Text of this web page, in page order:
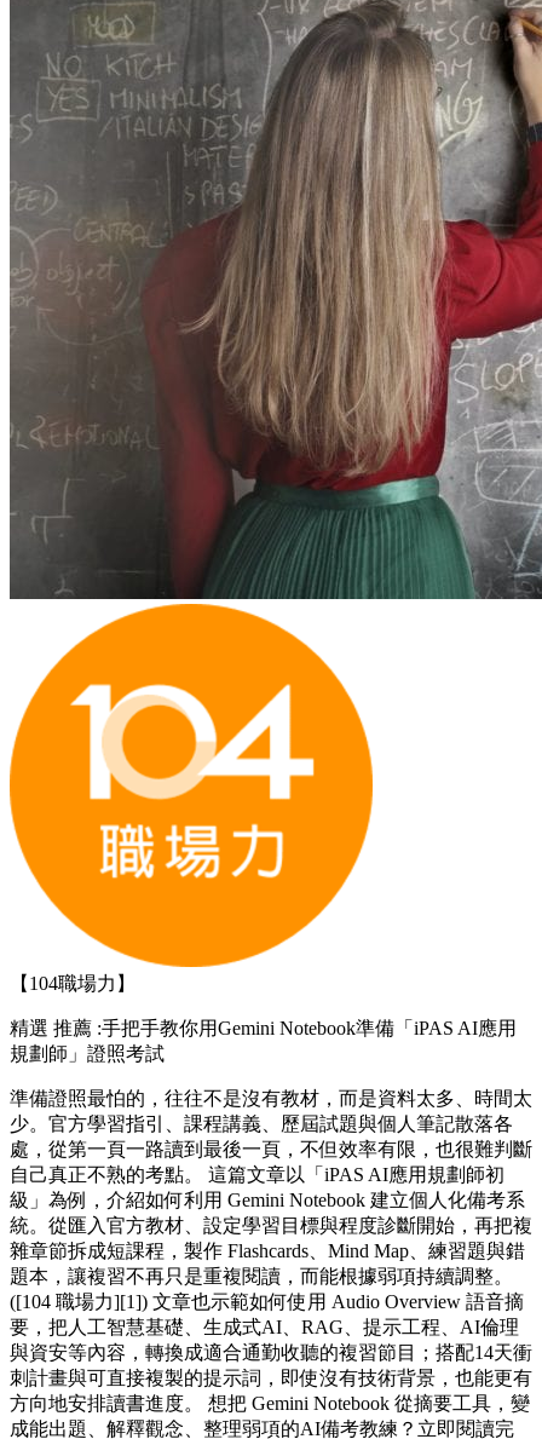
【104職場力】
精選 推薦 :手把手教你用Gemini Notebook準備「iPAS AI應用
規劃師」證照考試
準備證照最怕的，往往不是沒有教材，而是資料太多、時間太
少。官方學習指引、課程講義、歷屆試題與個人筆記散落各
處，從第一頁一路讀到最後一頁，不但效率有限，也很難判斷
自己真正不熟的考點。 這篇文章以「iPAS AI應用規劃師初
級」為例，介紹如何利用 Gemini Notebook 建立個人化備考系
統。從匯入官方教材、設定學習目標與程度診斷開始，再把複
雜章節拆成短課程，製作 Flashcards、Mind Map、練習題與錯
題本，讓複習不再只是重複閱讀，而能根據弱項持續調整。
([104 職場力][1]) 文章也示範如何使用 Audio Overview 語音摘
要，把人工智慧基礎、生成式AI、RAG、提示工程、AI倫理
與資安等內容，轉換成適合通勤收聽的複習節目；搭配14天衝
刺計畫與可直接複製的提示詞，即使沒有技術背景，也能更有
方向地安排讀書進度。 想把 Gemini Notebook 從摘要工具，變
成能出題、解釋觀念、整理弱項的AI備考教練？立即閱讀完